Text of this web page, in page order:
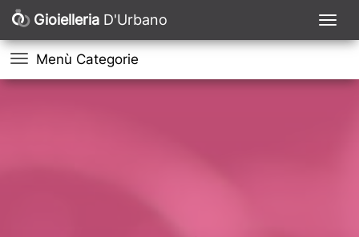
Gioielleria D'Urbano
Menù Categorie